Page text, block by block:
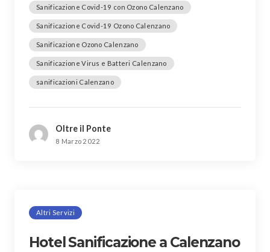
Sanificazione Covid-19 con Ozono Calenzano
Sanificazione Covid-19 Ozono Calenzano
Sanificazione Ozono Calenzano
Sanificazione Virus e Batteri Calenzano
sanificazioni Calenzano
Oltre il Ponte
8 Marzo 2022
Altri Servizi
Hotel Sanificazione a Calenzano